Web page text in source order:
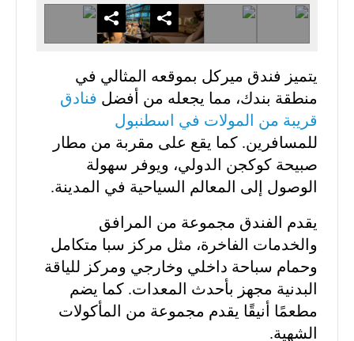
يتميز فندق ميركل بموقعه المثالي في
منطقة بندك، مما يجعله من أفضل فنادق
قريبة من المولات في اسطنبول
للمسافرين. كما يقع على مقربة من مطار
صبيحة كوكجن الدولي، ويوفر سهولة
الوصول إلى المعالم السياحية في المدينة.
يقدم الفندق مجموعة من المرافق
والخدمات الفاخرة، مثل مركز سبا متكامل
وحمام سباحة داخلي وخارجي ومركز للياقة
البدنية مجهز بأحدث المعدات. كما يضم
مطعمًا أنيقًا يقدم مجموعة من المأكولات
الشهية.